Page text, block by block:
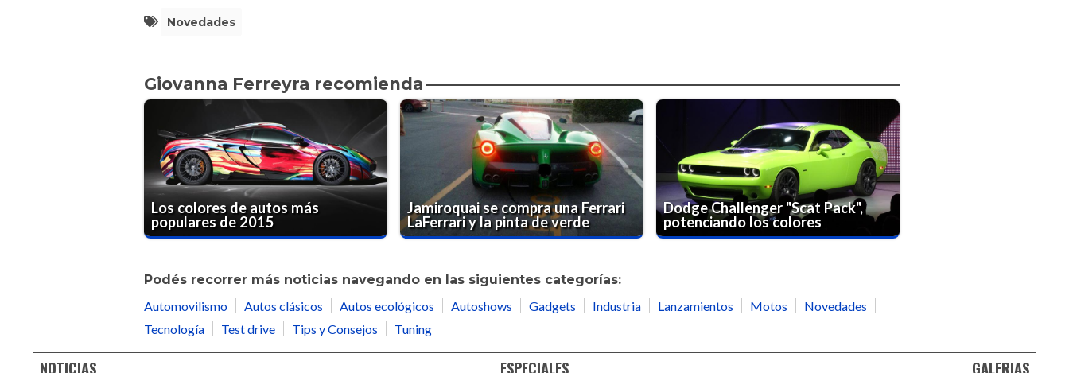
Novedades
Giovanna Ferreyra recomienda
Los colores de autos más
populares de 2015
Jamiroquai se compra una Ferrari
LaFerrari y la pinta de verde
Dodge Challenger "Scat Pack",
potenciando los colores
Podés recorrer más noticias navegando en las siguientes categorías:
Automovilismo
Autos clásicos Autos ecológicos Autoshows Gadgets Industria Lanzamientos Motos
Novedades
Tecnología
Test drive Tips y Consejos Tuning
NOTICIAS ESPECIALES GALERIAS